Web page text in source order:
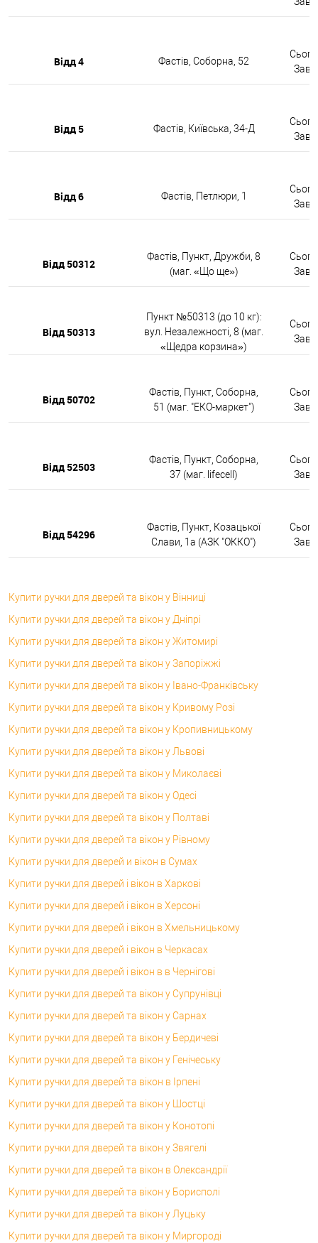
Відд 4 Фастів, Соборна, 52
Відд 5 Фастів, Київська, 34-Д
Відд 6 Фастів, Петлюри, 1
Відд 50312
Фастів, Пункт, Дружби, 8
(маг. «Що ще»)
Відд 50313
Пункт №50313 (до 10 кг):
вул. Незалежності, 8 (маг.
«Щедра корзина»)
Відд 50702
Фастів, Пункт, Соборна,
51 (маг. "ЕКО-маркет")
Відд 52503
Фастів, Пункт, Соборна,
37 (маг. lifecell)
Відд 54296
Фастів, Пункт, Козацької
Слави, 1а (АЗК "ОККО")
Купити ручки для дверей та вікон у Вінниці
Купити ручки для дверей та вікон у Дніпрі
Купити ручки для дверей та вікон у Житомирі
Купити ручки для дверей та вікон у Запоріжжі
Купити ручки для дверей та вікон у Івано-Франківську
Купити ручки для дверей та вікон у Кривому Розі
Купити ручки для дверей та вікон у Кропивницькому
Купити ручки для дверей та вікон у Львові
Купити ручки для дверей та вікон у Миколаєві
Купити ручки для дверей та вікон у Одесі
Купити ручки для дверей та вікон у Полтаві
Купити ручки для дверей та вікон у Рівному
Купити ручки для дверей и вікон в Сумах
Купити ручки для дверей і вікон в Харкові
Купити ручки для дверей і вікон в Херсоні
Купити ручки для дверей і вікон в Хмельницькому
Купити ручки для дверей і вікон в Черкасах
Купити ручки для дверей і вікон в в Чернігові
Купити ручки для дверей та вікон у Супрунівці
Купити ручки для дверей та вікон у Сарнах
Купити ручки для дверей та вікон у Бердичеві
Купити ручки для дверей та вікон у Генічеську
Купити ручки для дверей та вікон в Ірпені
Купити ручки для дверей та вікон у Шостці
Купити ручки для дверей та вікон у Конотопі
Купити ручки для дверей та вікон у Звягелі
Купити ручки для дверей та вікон в Олександрії
Купити ручки для дверей та вікон у Борисполі
Купити ручки для дверей та вікон у Луцьку
Купити ручки для дверей та вікон у Миргороді